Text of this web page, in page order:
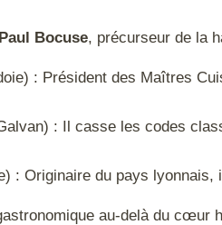
Paul Bocuse, précurseur de la
: Président des Maîtres
: Il casse les codes
: Originaire du pays
au-delà du